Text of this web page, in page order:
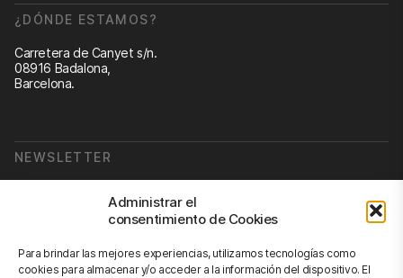
Administrar el
consentimiento de Cookies
Para brindar las mejores experiencias, utilizamos tecnologías como
cookies para almacenar y/o acceder a la información del dispositivo. El
¿DÓNDE ESTAMOS?
Carretera de Canyet s/n.
08916 Badalona,
Barcelona.
NEWSLETTER